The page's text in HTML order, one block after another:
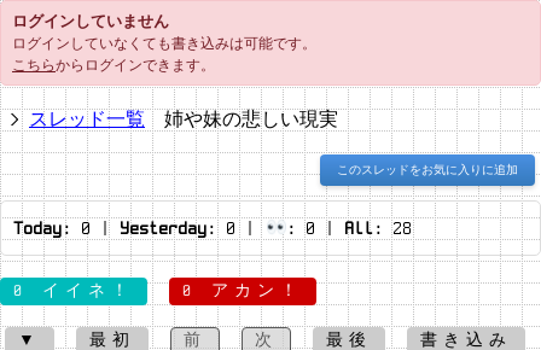
ログインしていません
ログインしていなくても書き込みは可能です。
こちらからログインできます。
スレッド一覧 姉や妹の悲しい現実
このスレッドをお気に入りに追加
Today: 0 | Yesterday:0 | : 0 | All: 28
0 イイネ！ 0 アカン！
▼ 最初 前 次 最後
書き込み